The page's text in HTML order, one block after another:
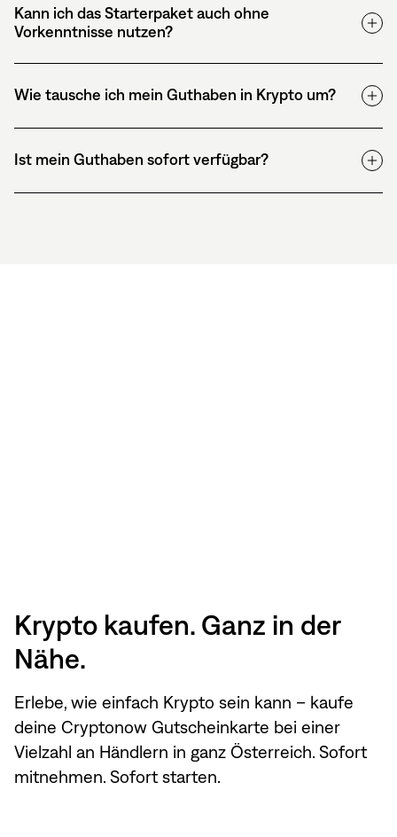
Kann ich das Starterpaket auch ohne
Vorkenntnisse nutzen?
Wie tausche ich mein Guthaben in Krypto um?
Ist mein Guthaben sofort verfügbar?
Krypto kaufen. Ganz in der
Nähe.
Erlebe, wie einfach Krypto sein kann – kaufe
deine Cryptonow Gutscheinkarte bei einer
Vielzahl an Händlern in ganz Österreich. Sofort
mitnehmen. Sofort starten.